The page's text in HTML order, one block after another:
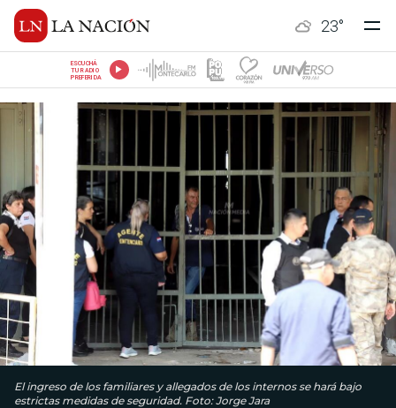
23°
ESCUCHÁ
TU RADIO
PREFERIDA
El ingreso de los familiares y allegados de los internos se hará bajo
estrictas medidas de seguridad. Foto: Jorge Jara